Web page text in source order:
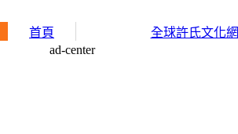
首頁 全球許氏文化網
ad-center